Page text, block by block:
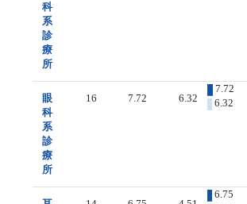
科
系
診
療
所
眼
科
系
診
療
所
16 7.72 6.32
7.72
6.32
6.75